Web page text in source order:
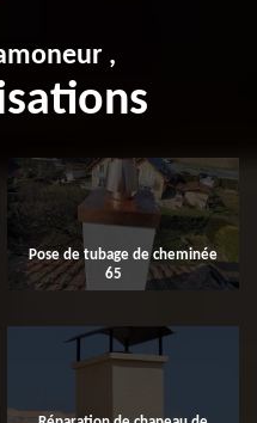
,
Pose de tubage de cheminée
65